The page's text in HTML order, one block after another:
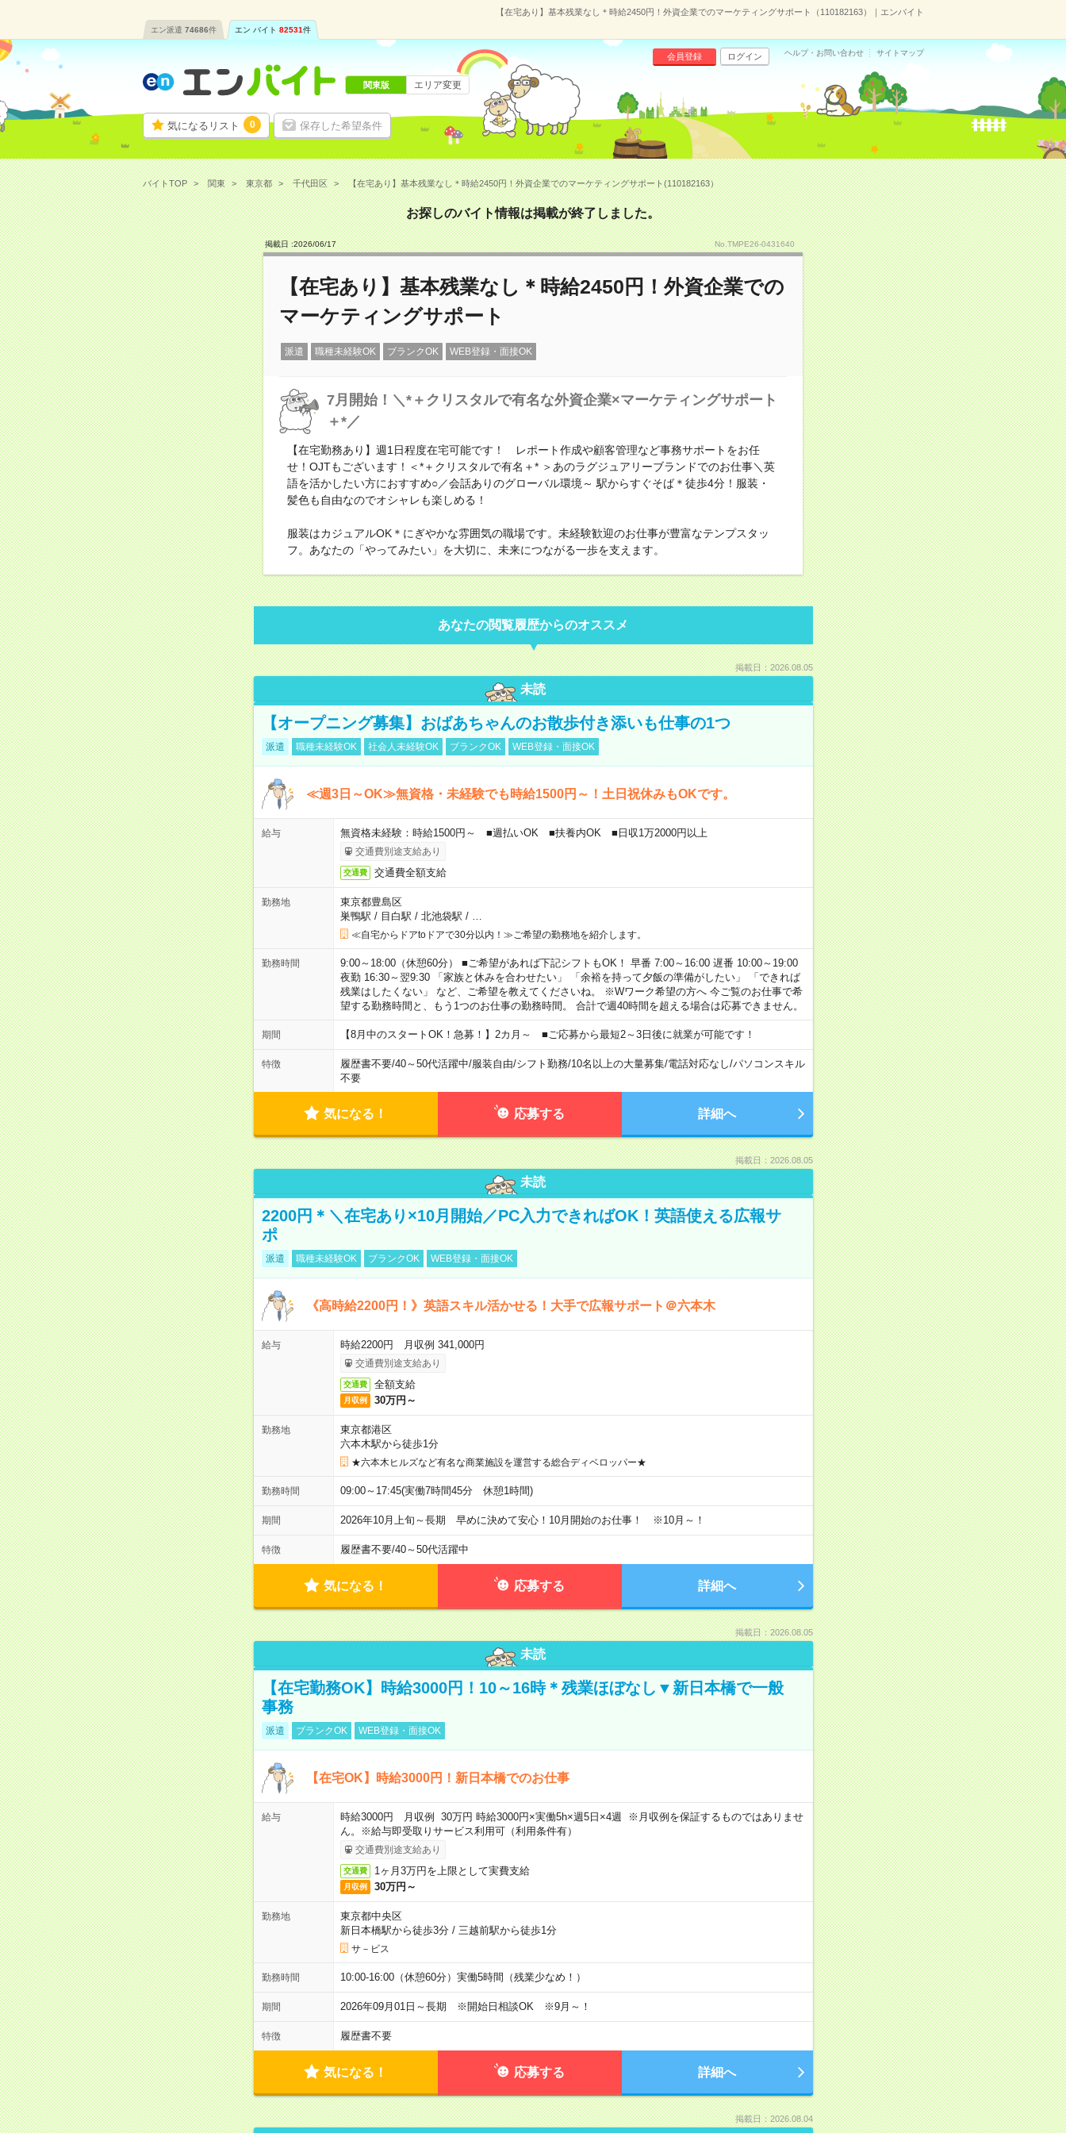
【在宅あり】基本残業なし＊時給2450円！外資企業でのマーケティングサポート（110182163）｜エンバイト
エン派遣 74686件 エン バイト 82531件
気になるリスト 0 保存した希望条件
会員登録 ログイン ヘルプ・お問い合わせ サイトマップ
関東版 エリア変更
バイトTOP 関東 東京都 千代田区 【在宅あり】基本残業なし＊時給2450円！外資企業でのマーケティングサポート(110182163）
お探しのバイト情報は掲載が終了しました。
掲載日 :2026/06/17 No.TMPE26-0431640
【在宅あり】基本残業なし＊時給2450円！外資企業での
マーケティングサポート
派遣 職種未経験OK ブランクOK WEB登録・面接OK
7月開始！＼*＋クリスタルで有名な外資企業×マーケティングサポート
＋*／
【在宅勤務あり】週1日程度在宅可能です！ レポート作成や顧客管理など事務サポートをお任
せ！OJTもございます！＜*＋クリスタルで有名＋* ＞あのラグジュアリーブランドでのお仕事＼英
語を活かしたい方におすすめ○／会話ありのグローバル環境～ 駅からすぐそば＊徒歩4分！服装・
髪色も自由なのでオシャレも楽しめる！
服装はカジュアルOK＊にぎやかな雰囲気の職場です。未経験歓迎のお仕事が豊富なテンプスタッ
フ。あなたの「やってみたい」を大切に、未来につながる一歩を支えます。
あなたの閲覧履歴からのオススメ
掲載日：2026.08.05
未読
【オープニング募集】おばあちゃんのお散歩付き添いも仕事の1つ
派遣 職種未経験OK 社会人未経験OK ブランクOK WEB登録・面接OK
≪週3日～OK≫無資格・未経験でも時給1500円～！土日祝休みもOKです。
給与 無資格未経験：時給1500円～ ■週払いOK ■扶養内OK ■日収1万2000円以上
交通費別途支給あり
交通費 交通費全額支給
勤務地
東京都豊島区
巣鴨駅 / 目白駅 / 北池袋駅 /
≪自宅からドアtoドアで30分以内！≫ご希望の勤務地を紹介します。
勤務時間
9:00～18:00（休憩60分） ■ご希望があれば下記シフトもOK！ 早番 7:00～16:00 遅番 10:00～19:00
夜勤 16:30～翌9:30 「家族と休みを合わせたい」 「余裕を持って夕飯の準備がしたい」 「できれば
残業はしたくない」 など、ご希望を教えてくださいね。 ※Wワーク希望の方へ 今ご覧のお仕事で希
望する勤務時間と、もう1つのお仕事の勤務時間。 合計で週40時間を超える場合は応募できません。
期間 【8月中のスタートOK！急募！】2カ月～ ■ご応募から最短2～3日後に就業が可能です！
特徴 履歴書不要/40～50代活躍中/服装自由/シフト勤務/10名以上の大量募集/電話対応なし/パソコンスキル
不要
気になる！ 応募する 詳細へ
掲載日：2026.08.05
未読
2200円＊＼在宅あり×10月開始／PC入力できればOK！英語使える広報サ
ポ
派遣 職種未経験OK ブランクOK WEB登録・面接OK
《高時給2200円！》英語スキル活かせる！大手で広報サポート＠六本木
給与 時給2200円 月収例 341,000円
交通費別途支給あり
交通費 全額支給
月収例 30万円～
勤務地
東京都港区
六本木駅から徒歩1分
★六本木ヒルズなど有名な商業施設を運営する総合ディベロッパー★
勤務時間 09:00～17:45(実働7時間45分 休憩1時間)
期間 2026年10月上旬～長期 早めに決めて安心！10月開始のお仕事！ ※10月～！
特徴 履歴書不要/40～50代活躍中
気になる！ 応募する 詳細へ
掲載日：2026.08.05
未読
【在宅勤務OK】時給3000円！10～16時＊残業ほぼなし▼新日本橋で一般
事務
派遣 ブランクOK WEB登録・面接OK
【在宅OK】時給3000円！新日本橋でのお仕事
給与
時給3000円 月収例 30万円 時給3000円×実働5h×週5日×4週 ※月収例を保証するものではありませ
ん。※給与即受取りサービス利用可（利用条件有）
交通費別途支給あり
交通費 1ヶ月3万円を上限として実費支給
月収例 30万円～
勤務地
東京都中央区
新日本橋駅から徒歩3分/ 三越前駅から徒歩1分
サ－ビス
勤務時間 10:00-16:00（休憩60分）実働5時間（残業少なめ！）
期間 2026年09月01日～長期 ※開始日相談OK ※9月～！
特徴 履歴書不要
気になる！ 応募する 詳細へ
掲載日：2026.08.04